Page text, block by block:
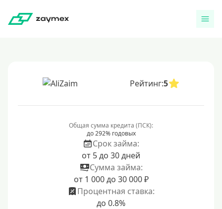
Рейтинг:5
Общая сумма кредита (ПСК):
до 292% годовых
Срок займа:
от 5 до 30 дней
Сумма займа:
от 1 000 до 30 000 ₽
Процентная ставка:
до 0.8%